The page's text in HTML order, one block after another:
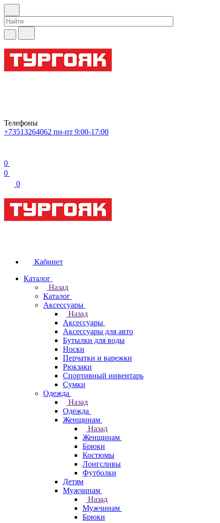
Телефоны
+73513264062 пн-пт 9:00-17:00
0
0
0
Кабинет
Каталог
Назад
Каталог
Аксессуары
Назад
Аксессуары
Аксессуары для авто
Бутылки для воды
Носки
Перчатки и варежки
Рюкзаки
Спортивный инвентарь
Сумки
Одежда
Назад
Одежда
Женщинам
Назад
Женщинам
Брюки
Костюмы
Лонгсливы
Футболки
Детям
Мужчинам
Назад
Мужчинам
Брюки